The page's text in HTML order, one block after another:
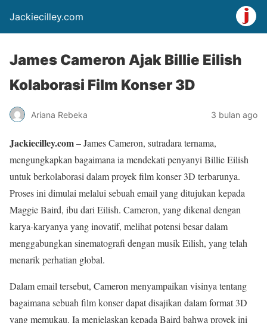
Jackiecilley.com
James Cameron Ajak Billie Eilish
Kolaborasi Film Konser 3D
Ariana Rebeka 3 bulan ago
Jackiecilley.com– James Cameron, sutradara ternama,
mengungkapkan bagaimana ia mendekati penyanyi Billie Eilish
untuk berkolaborasi dalam proyek film konser 3D terbarunya.
Proses ini dimulai melalui sebuah email yang ditujukan kepada
Maggie Baird, ibu dari Eilish. Cameron, yang dikenal dengan
karya-karyanya yang inovatif, melihat potensi besar dalam
menggabungkan sinematografi dengan musik Eilish, yang telah
menarik perhatian global.
Dalam email tersebut, Cameron menyampaikan visinya tentang
bagaimana sebuah film konser dapat disajikan dalam format 3D
yang memukau. Ia menjelaskan kepada Baird bahwa proyek ini